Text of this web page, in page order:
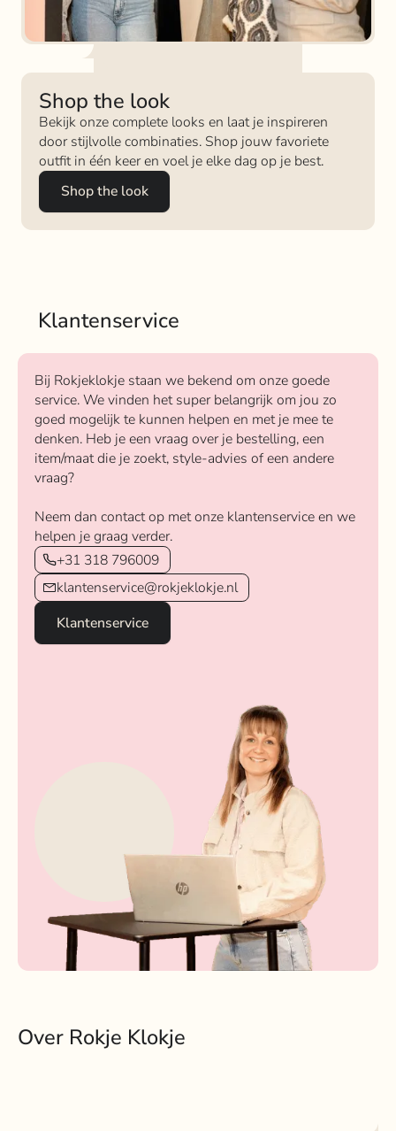
Shop the look
Bekijk onze complete looks en laat je inspireren
door stijlvolle combinaties. Shop jouw favoriete
outfit in één keer en voel je elke dag op je best.
Shop the look
Klantenservice
Bij Rokjeklokje staan we bekend om onze goede
service. We vinden het super belangrijk om jou zo
goed mogelijk te kunnen helpen en met je mee te
denken. Heb je een vraag over je bestelling, een
item/maat die je zoekt, style-advies of een andere
vraag?
Neem dan contact op met onze klantenservice en we
helpen je graag verder.
+31 318 796009
klantenservice@rokjeklokje.nl
Klantenservice
Over Rokje Klokje